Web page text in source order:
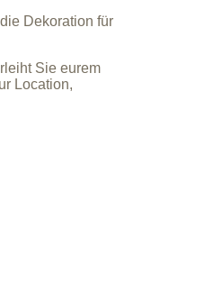
Dekoration für
Sie eurem
Location,